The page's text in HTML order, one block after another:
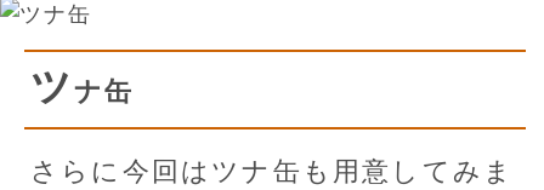
ツ ナ缶
さらに今回はツナ缶も用意してみま